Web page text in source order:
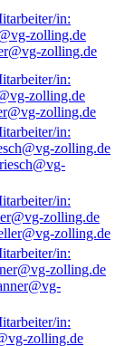
zolling.de
zolling.de
zolling.de